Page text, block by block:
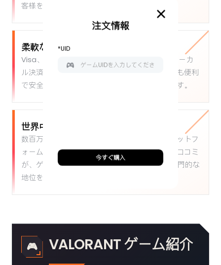
注文情報
*UID
今すぐ購入
客様をサポートいたします。
柔軟な決済方法：
Visa、MasterCard、PayPal、および様々なローカ
ル決済方法に対応しており、お客様にとって最も便利
で安全な支払い方法を自由にお選びいただけます。
世界中のプレイヤーに選ばれる理由：
数百万人以上のプレイヤーに選ばれているプラットフ
ォームとして、非常に高いリピート率と優れた口コミ
が、ゲームチャージ分野におけるBUFFHUBの専門的な
地位を証明しています。
🎮 VALORANT ゲーム紹介